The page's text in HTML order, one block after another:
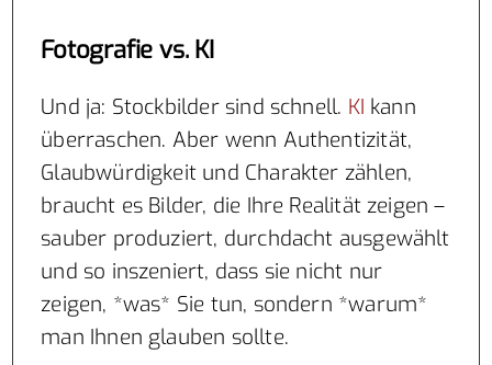
Fotografie vs. KI
Und ja: Stockbilder sind schnell. KI kann
überraschen. Aber wenn Authentizität,
Glaubwürdigkeit und Charakter zählen,
braucht es Bilder, die Ihre Realität zeigen –
sauber produziert, durchdacht ausgewählt
und so inszeniert, dass sie nicht nur
zeigen, *was* Sie tun, sondern *warum*
man Ihnen glauben sollte.